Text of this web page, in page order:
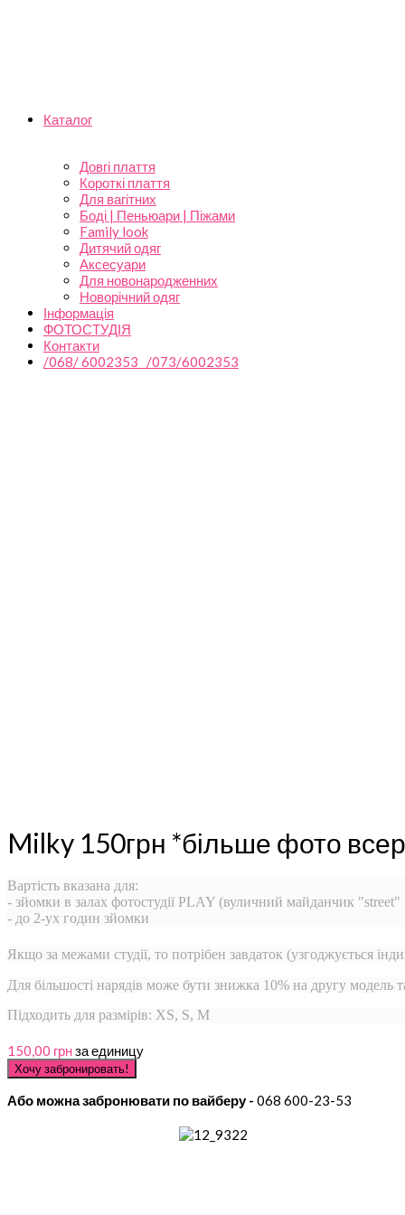
Каталог
Довгі плаття
Короткі плаття
Для вагітних
Боді | Пеньюари | Піжами
Family look
Дитячий одяг
Аксесуари
Для новонародженних
Новорічний одяг
Інформація
ФОТОСТУДІЯ
Контакти
/068/ 6002353 /073/6002353
Milky 150грн *більше фото
Вартість вказана для:
- зйомки в залах фотостудії PLAY (вуличний майданчик "street"
- до 2-ух годин зйомки
Якщо за межами студії, то потрібен завдаток (узгоджується
Для більшості нарядів може бути знижка 10% на другу
Підходить для размірів: XS, S, M
150,00 грнза единицу
Або можна забронювати по вайберу - 068 600-23-53